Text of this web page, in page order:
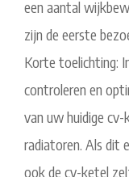
een aantal
zijn de eerste
Korte toelichting:
controleren en
van uw huidige cv-
radiatoren. Als dit
ook de cv-ketel